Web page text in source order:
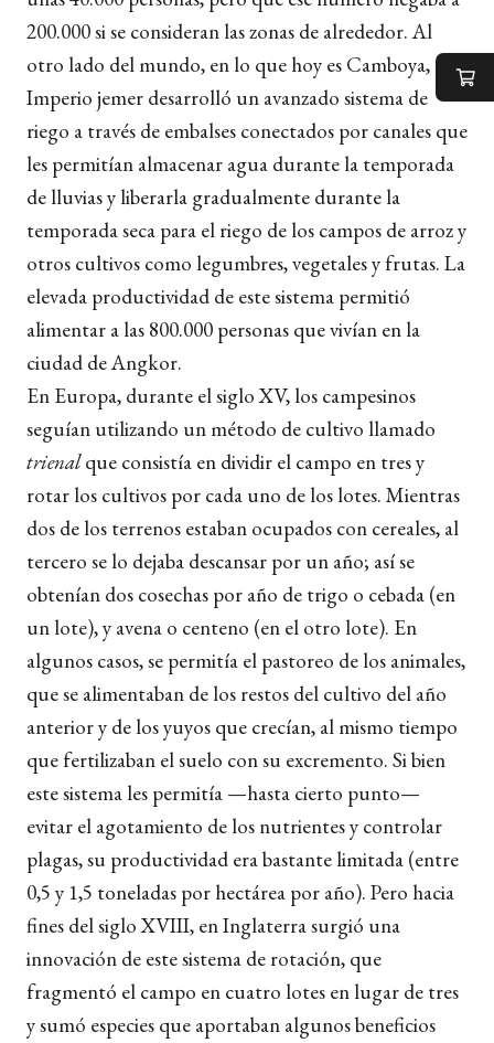
200.000 si se consideran las zonas de alrededor. Al
otro lado del mundo, en lo que hoy es Camboya, el
Imperio jemer desarrolló un avanzado sistema de
riego a través de embalses conectados por canales que
les permitían almacenar agua durante la temporada
de lluvias y liberarla gradualmente durante la
temporada seca para el riego de los campos de arroz y
otros cultivos como legumbres, vegetales y frutas. La
elevada productividad de este sistema permitió
alimentar a las 800.000 personas que vivían en la
ciudad de Angkor.
En Europa, durante el siglo XV, los campesinos
seguían utilizando un método de cultivo llamado
trienalque consistía en dividir el campo en tres y
rotar los cultivos por cada uno de los lotes. Mientras
dos de los terrenos estaban ocupados con cereales, al
tercero se lo dejaba descansar por un año; así se
obtenían dos cosechas por año de trigo o cebada (en
un lote), y avena o centeno (en el otro lote). En
algunos casos, se permitía el pastoreo de los animales,
que se alimentaban de los restos del cultivo del año
anterior y de los yuyos que crecían, al mismo tiempo
que fertilizaban el suelo con su excremento. Si bien
este sistema les permitía —hasta cierto punto—
evitar el agotamiento de los nutrientes y controlar
plagas, su productividad era bastante limitada (entre
0,5 y 1,5 toneladas por hectárea por año). Pero hacia
fines del siglo XVIII, en Inglaterra surgió una
innovación de este sistema de rotación, que
fragmentó el campo en cuatro lotes en lugar de tres
y sumó especies que aportaban algunos beneficios